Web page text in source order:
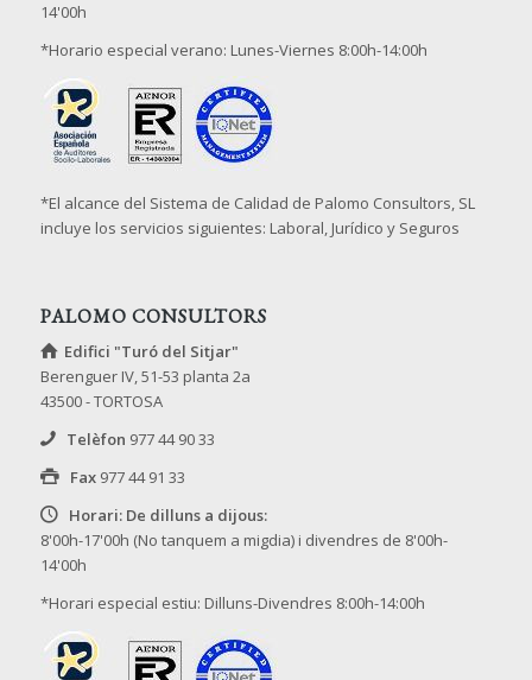
14'00h
*Horario especial verano: Lunes-Viernes 8:00h-14:00h
*El alcance del Sistema de Calidad de Palomo Consultors, SL
incluye los servicios siguientes: Laboral, Jurídico y Seguros
PALOMO CONSULTORS
Edifici "Turó del Sitjar"
Berenguer IV, 51-53 planta 2a
43500 - TORTOSA
Telèfon 977 44 90 33
Fax 977 44 91 33
Horari: De dilluns a dijous:
8'00h-17'00h (No tanquem a migdia) i divendres de 8'00h-
14'00h
*Horari especial estiu: Dilluns-Divendres 8:00h-14:00h